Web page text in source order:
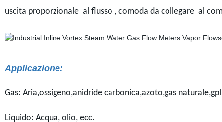
uscita proporzionale al flusso , comoda da collegare al
Applicazione:
Gas: Aria,ossigeno,anidride carbonica,azoto,gas
Liquido: Acqua, olio, ecc.